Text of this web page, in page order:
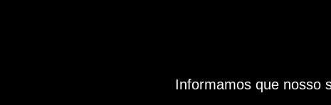
Informamos que nosso